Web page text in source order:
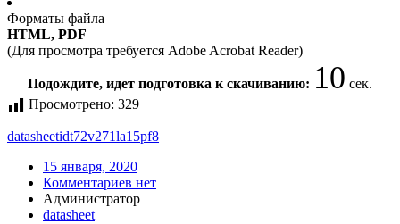
Форматы файла
HTML, PDF
(Для просмотра требуется Adobe Acrobat Reader)
Подождите, идет подготовка к скачиванию: 10 сек.
Просмотрено: 329
datasheetidt72v271la15pf8
15 января, 2020
Комментариев нет
Администратор
datasheet